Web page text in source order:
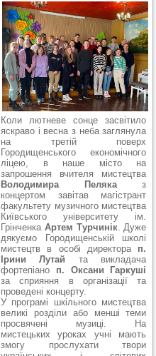
Коли лютневе сонце засвітило
яскраво і весна з неба заглянула
на третій поверх
Городищенського економічного
ліцею, в наше місто на
запрошення вчителя мистецтва
Володимира Пеляказ
концертом завітав магістрант
факультету музичного мистецтва
Київського університету ім.
Грінченка Артем Турчинік. Дуже
дякуємо Городищенській школі
мистецтв в особі директора п.
Ірини Лутай та викладача
фортепіано п. Оксани Гаркуші
за сприяння в організації та
проведені концерту.
У програмі шкільного мистецтва
великі розділи або менші теми
просвячені музиці. На
мистецьких уроках учні мають
змогу прослухати твори